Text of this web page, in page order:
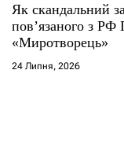
Як скандальний
повʼязаного з РФ
«Миротворець»
24 Липня, 2026